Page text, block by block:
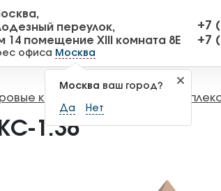
переулок,
14 помещение XIII комната 8Е
офиса Москва
Москва ваш город?
Да Нет
+7
+7
комплексы Игровые
1.36